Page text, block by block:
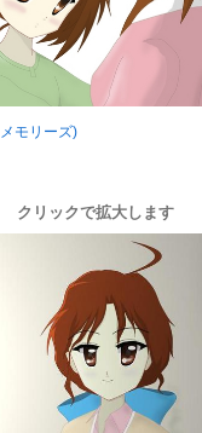
モリーズ)
クリックで拡大します